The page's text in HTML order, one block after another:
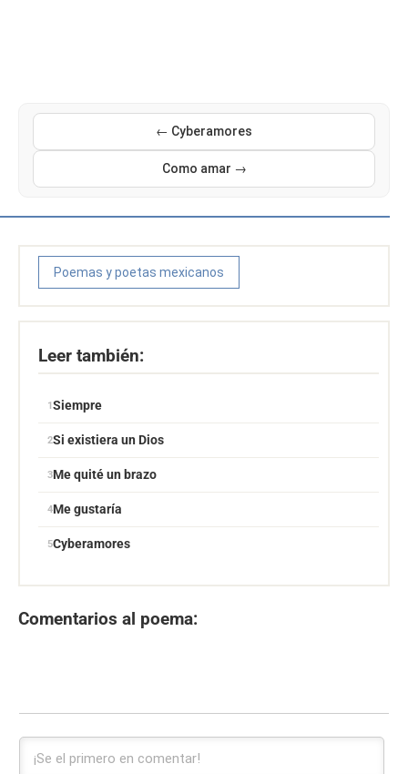
← Cyberamores
Como amar →
Poemas y poetas mexicanos
Leer también:
Siempre
Si existiera un Dios
Me quité un brazo
Me gustaría
Cyberamores
Comentarios al poema: